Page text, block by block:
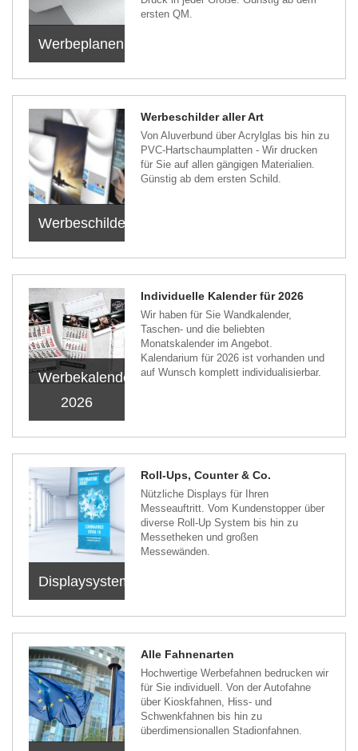
Werbeplanen
ersten QM.
Werbeschilder
Werbeschilder aller Art
Von Aluverbund über Acrylglas bis hin zu
PVC-Hartschaumplatten - Wir drucken
für Sie auf allen gängigen Materialien.
Günstig ab dem ersten Schild.
Werbekalender
2026
Individuelle Kalender für 2026
Wir haben für Sie Wandkalender,
Taschen- und die beliebten
Monatskalender im Angebot.
Kalendarium für 2026 ist vorhanden und
auf Wunsch komplett individualisierbar.
Displaysysteme
Roll-Ups, Counter & Co.
Nützliche Displays für Ihren
Messeauftritt. Vom Kundenstopper über
diverse Roll-Up System bis hin zu
Messetheken und großen
Messewänden.
Alle Fahnenarten
Hochwertige Werbefahnen bedrucken wir
für Sie individuell. Von der Autofahne
über Kioskfahnen, Hiss- und
Schwenkfahnen bis hin zu
überdimensionallen Stadionfahnen.